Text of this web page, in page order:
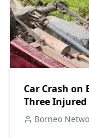
Car Crash on
Three Injured
Borneo